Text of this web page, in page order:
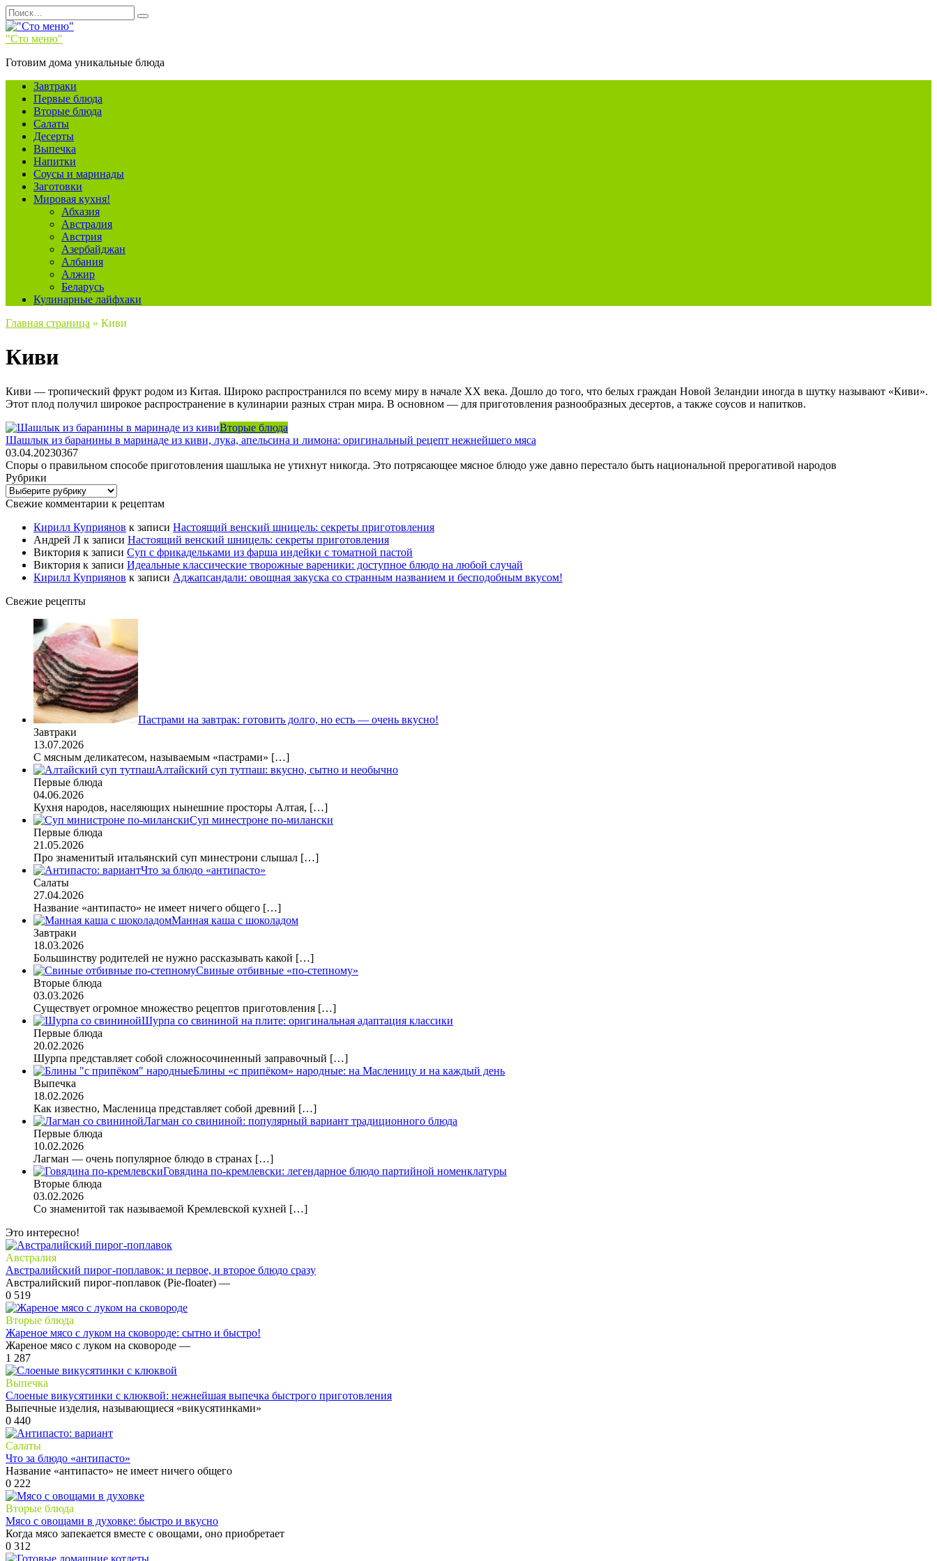
Перейти
к
содержанию
Search
for:
"Сто меню"
Готовим дома уникальные блюда
Завтраки
Первые блюда
Вторые блюда
Салаты
Десерты
Выпечка
Напитки
Соусы и маринады
Заготовки
Мировая кухня!
Абхазия
Австралия
Австрия
Азербайджан
Албания
Алжир
Беларусь
Кулинарные лайфхаки
Главная страница » Киви
Киви
Киви — тропический фрукт родом из Китая. Широко распространился по всему миру в начале XX века. Дошло до того, что белых граждан Новой Зеландии иногда в шутку называют «Киви».
Этот плод получил широкое распространение в кулинарии разных стран мира. В основном — для приготовления разнообразных десертов, а также соусов и напитков.
Вторые блюда
Шашлык из баранины в маринаде из киви, лука, апельсина и лимона: оригинальный рецепт нежнейшего мяса
03.04.20230367
Споры о правильном способе приготовления шашлыка не утихнут никогда. Это потрясающее мясное блюдо уже давно перестало быть национальной прерогативой народов
Рубрики
Рубрики
Свежие комментарии к рецептам
Кирилл Куприянов к записи Настоящий венский шницель: секреты приготовления
Андрей Л к записи Настоящий венский шницель: секреты приготовления
Виктория к записи Суп с фрикадельками из фарша индейки с томатной пастой
Виктория к записи Идеальные классические творожные вареники: доступное блюдо на любой случай
Кирилл Куприянов к записи Аджапсандали: овощная закуска со странным названием и бесподобным вкусом!
Свежие рецепты
Пастрами на завтрак: готовить долго, но есть — очень вкусно!
Завтраки
13.07.2026
С мясным деликатесом, называемым «пастрами» […]
Алтайский суп тутпаш: вкусно, сытно и необычно
Первые блюда
04.06.2026
Кухня народов, населяющих нынешние просторы Алтая, […]
Суп минестроне по-милански
Первые блюда
21.05.2026
Про знаменитый итальянский суп минестрони слышал […]
Что за блюдо «антипасто»
Салаты
27.04.2026
Название «антипасто» не имеет ничего общего […]
Манная каша с шоколадом
Завтраки
18.03.2026
Большинству родителей не нужно рассказывать какой […]
Свиные отбивные «по-степному»
Вторые блюда
03.03.2026
Существует огромное множество рецептов приготовления […]
Шурпа со свининой на плите: оригинальная адаптация классики
Первые блюда
20.02.2026
Шурпа представляет собой сложносочиненный заправочный […]
Блины «с припёком» народные: на Масленицу и на каждый день
Выпечка
18.02.2026
Как известно, Масленица представляет собой древний […]
Лагман со свининой: популярный вариант традиционного блюда
Первые блюда
10.02.2026
Лагман — очень популярное блюдо в странах […]
Говядина по-кремлевски: легендарное блюдо партийной номенклатуры
Вторые блюда
03.02.2026
Со знаменитой так называемой Кремлевской кухней […]
Это интересно!
Австралия
Австралийский пирог-поплавок: и первое, и второе блюдо сразу
Австралийский пирог-поплавок (Pie-floater) —
0 519
Вторые блюда
Жареное мясо с луком на сковороде: сытно и быстро!
Жареное мясо с луком на сковороде —
1 287
Выпечка
Слоеные викусятинки с клюквой: нежнейшая выпечка быстрого приготовления
Выпечные изделия, называющиеся «викусятинками»
0 440
Салаты
Что за блюдо «антипасто»
Название «антипасто» не имеет ничего общего
0 222
Вторые блюда
Мясо с овощами в духовке: быстро и вкусно
Когда мясо запекается вместе с овощами, оно приобретает
0 312